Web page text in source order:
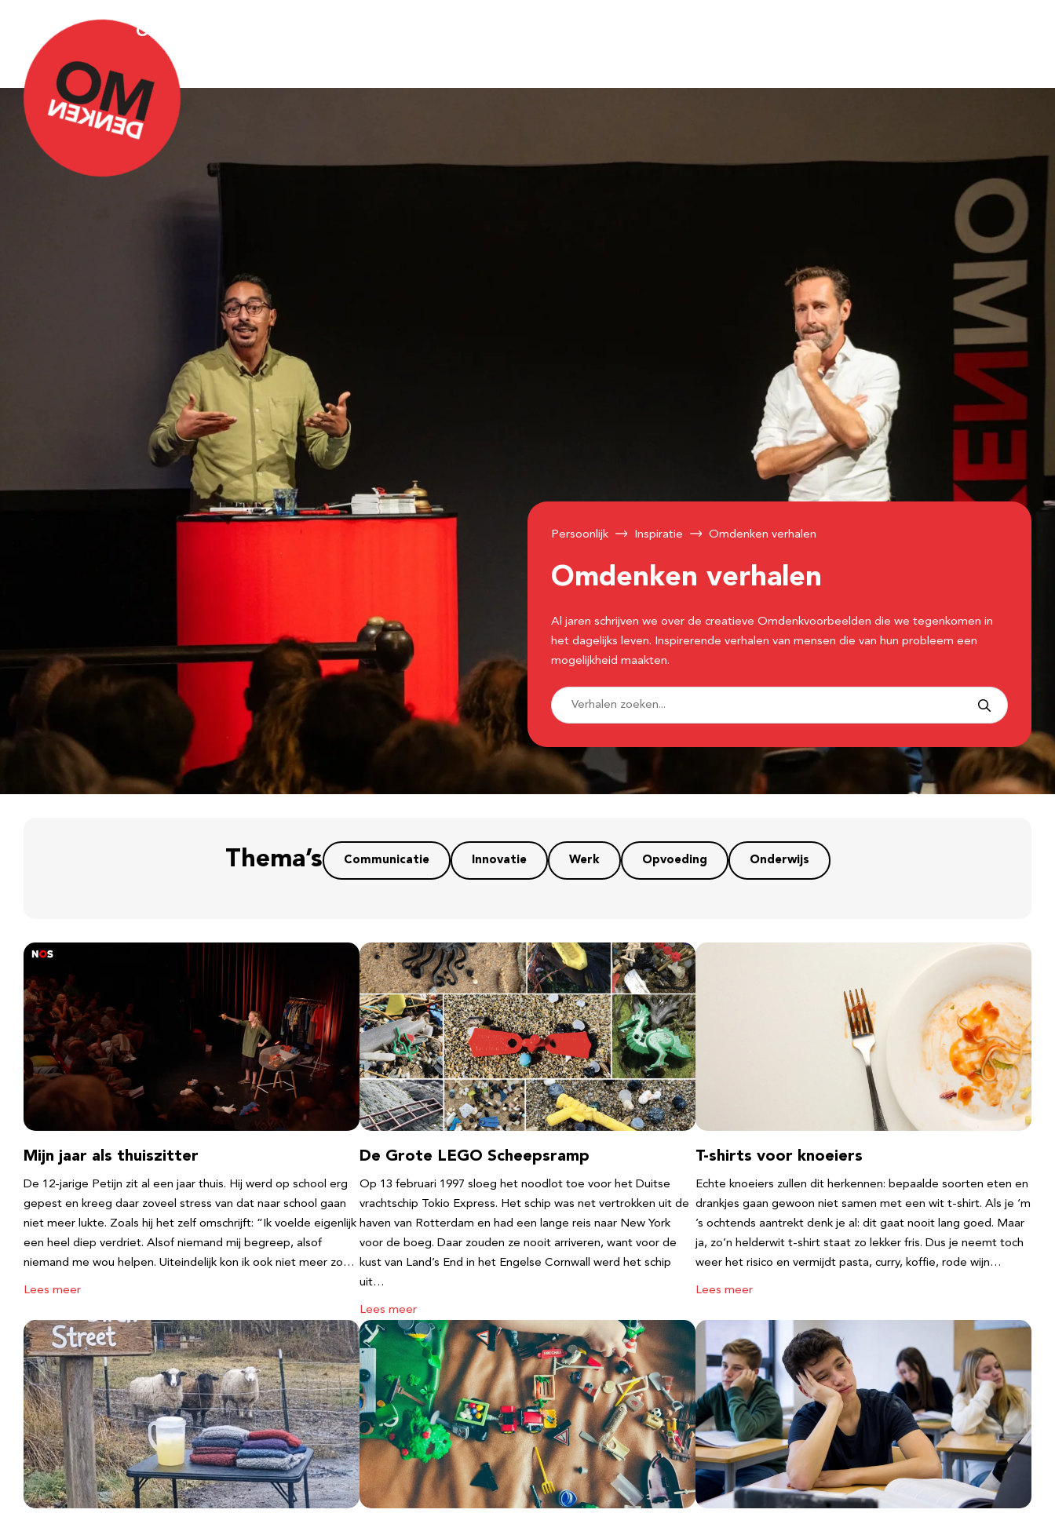
Over Omdenken
Persoonlijk Inspiratie Omdenken verhalen
Omdenken verhalen
Al jaren schrijven we over de creatieve Omdenkvoorbeelden die we tegenkomen in
het dagelijks leven. Inspirerende verhalen van mensen die van hun probleem een
mogelijkheid maakten.
Thema’s Communicatie Innovatie Werk Opvoeding Onderwijs
Mijn jaar als thuiszitter
De 12-jarige Petijn zit al een jaar thuis. Hij werd op school erg
gepest en kreeg daar zoveel stress van dat naar school gaan
niet meer lukte. Zoals hij het zelf omschrijft: “Ik voelde eigenlijk
een heel diep verdriet. Alsof niemand mij begreep, alsof
niemand me wou helpen. Uiteindelijk kon ik ook niet meer zo…
Lees meer
De Grote LEGO Scheepsramp
Op 13 februari 1997 sloeg het noodlot toe voor het Duitse
vrachtschip Tokio Express. Het schip was net vertrokken uit de
haven van Rotterdam en had een lange reis naar New York
voor de boeg. Daar zouden ze nooit arriveren, want voor de
kust van Land’s End in het Engelse Cornwall werd het schip
uit…
Lees meer
T-shirts voor knoeiers
Echte knoeiers zullen dit herkennen: bepaalde soorten eten en
drankjes gaan gewoon niet samen met een wit t-shirt. Als je ‘m
’s ochtends aantrekt denk je al: dit gaat nooit lang goed. Maar
ja, zo’n helderwit t-shirt staat zo lekker fris. Dus je neemt toch
weer het risico en vermijdt pasta, curry, koffie, rode wijn…
Lees meer